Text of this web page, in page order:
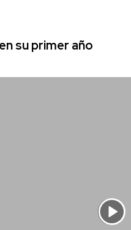
su primer año